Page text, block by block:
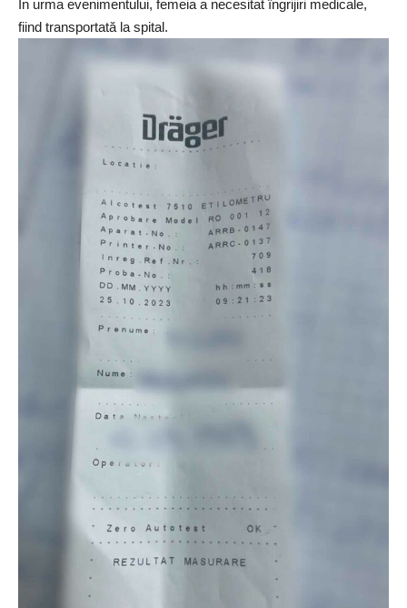
În urma evenimentului, femeia a necesitat îngrijiri medicale,
fiind transportată la spital.